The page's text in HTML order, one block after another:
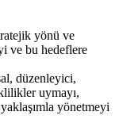
yönü ve
ve bu hedeflere
düzenleyici,
uymayı,
yönetmeyi